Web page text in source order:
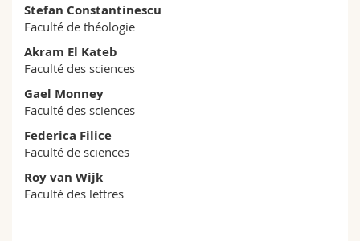
Stefan Constantinescu
Faculté de théologie
Akram El Kateb
Faculté des sciences
Gael Monney
Faculté des sciences
Federica Filice
Faculté de sciences
Roy van Wijk
Faculté des lettres